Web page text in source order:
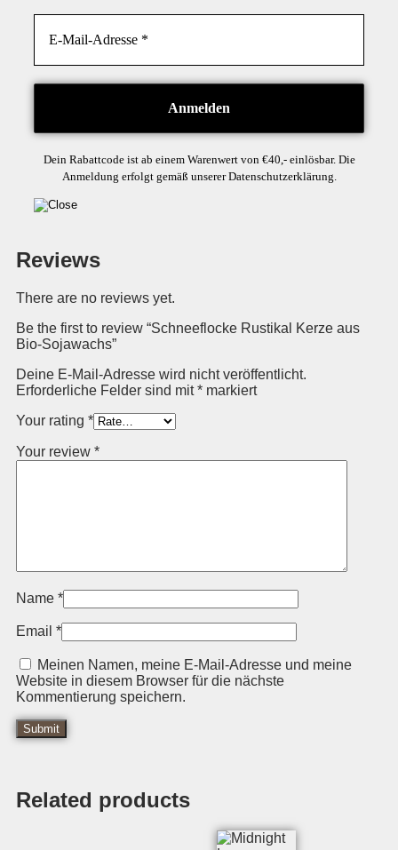
Dein Rabattcode ist ab einem Warenwert von €40,- einlösbar. Die
Anmeldung erfolgt gemäß unserer Datenschutzerklärung.
Reviews
There are no reviews yet.
Be the first to review “Schneeflocke Rustikal Kerze aus
Bio-Sojawachs”
Deine E-Mail-Adresse wird nicht veröffentlicht.
Erforderliche Felder sind mit* markiert
Your rating *
Your review *
Name *
Email *
Meinen Namen, meine E-Mail-Adresse und meine
Website in diesem Browser für die nächste
Kommentierung speichern.
Related products